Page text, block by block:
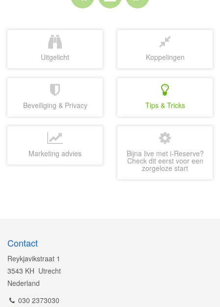
Uitgelicht Koppelingen
Beveiliging & Privacy Tips & Tricks
Marketing advies Bijna live met i-Reserve?
Check dit eerst voor een
zorgeloze start
Contact
Reykjavikstraat 1
3543 KH Utrecht
Nederland
030 2373030